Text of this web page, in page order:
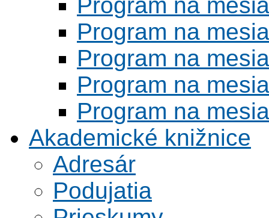
Program na
Program na
Program na
Program na
Akademické knižnice
Adresár
Podujatia